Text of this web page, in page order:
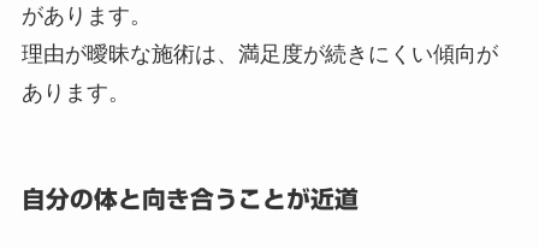
があります。
理由が曖昧な施術は、満足度が続きにくい傾向が
あります。
自分の体と向き合うことが近道